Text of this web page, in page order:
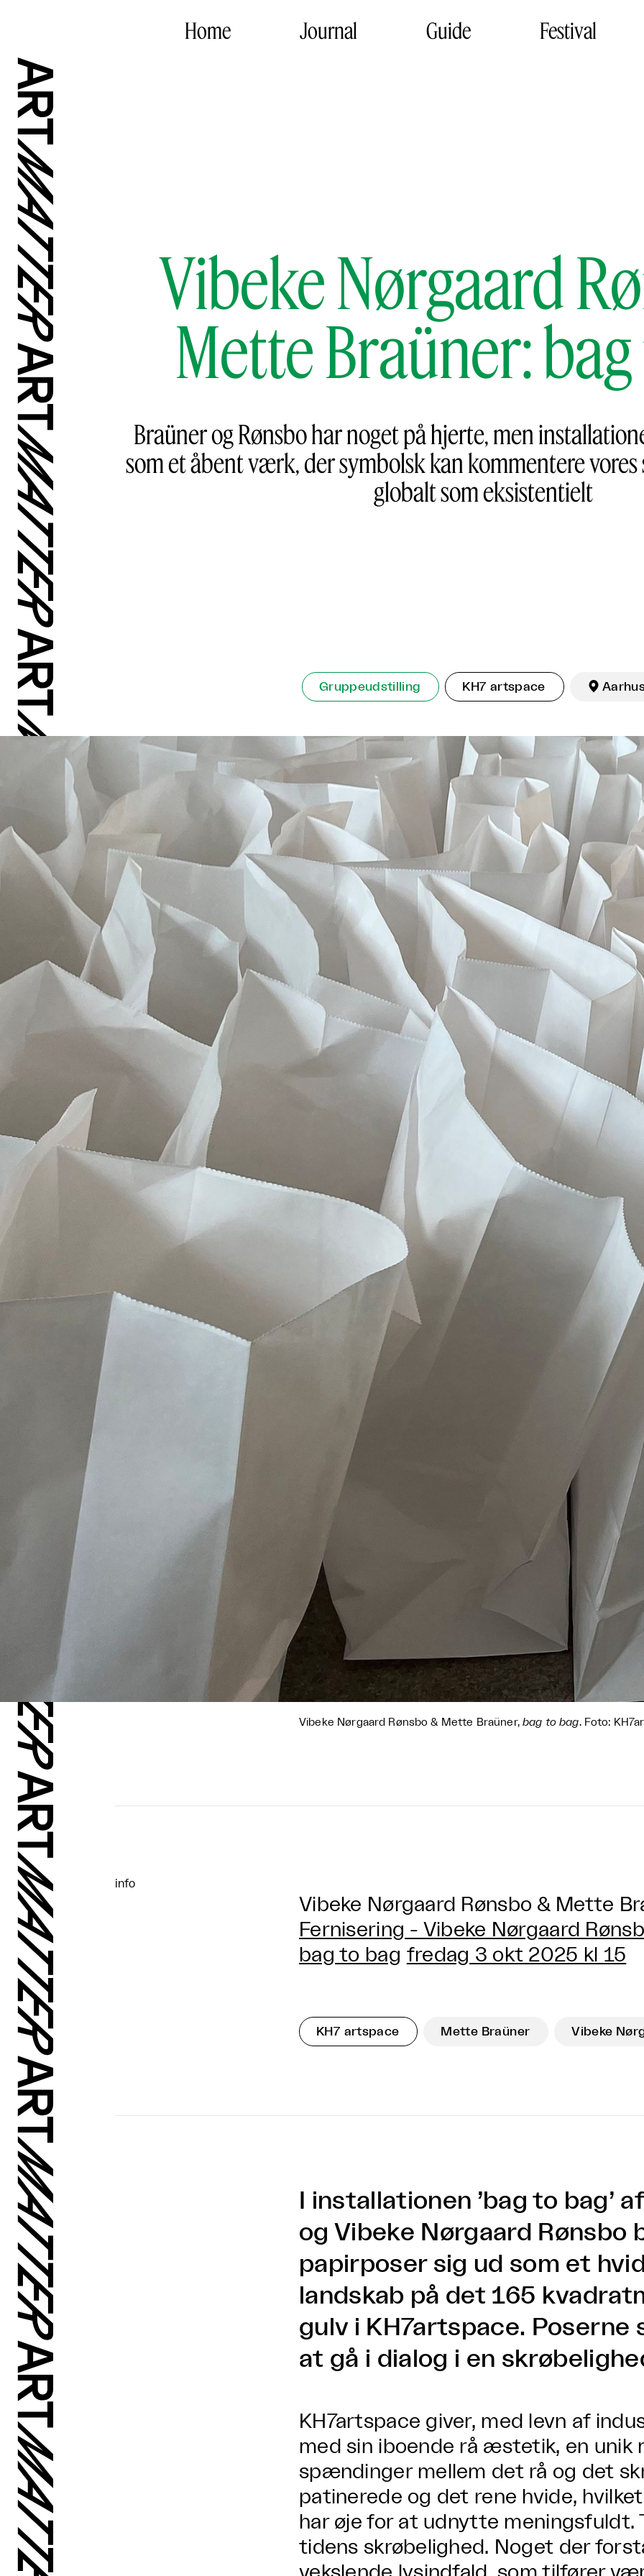
Home Journal Guide Festival
Vibeke Nørgaard
Mette Braüner:
Braüner og Rønsbo har noget på hjerte, men
som et åbent værk, der symbolsk kan kommentere vores
globalt som eksistentielt
Gruppeudstilling KH7 artspace 
Vibeke Nørgaard Rønsbo & Mette Braüner, bag to bag. Foto:
info
Vibeke Nørgaard Rønsbo & Mette
Fernisering - Vibeke Nørgaard
bag to bag fredag 3 okt 2025 kl 15
KH7 artspace Mette Braüner Vibeke
I installationen ’bag to bag’
og Vibeke Nørgaard Rønsbo
papirposer sig ud som et
landskab på det 165
gulv i KH7artspace.
at gå i dialog i en
KH7artspace giver, med levn af
med sin iboende rå æstetik, en unik
spændinger mellem det rå og det
patinerede og det rene hvide,
har øje for at udnytte meningsfuldt.
tidens skrøbelighed. Noget der